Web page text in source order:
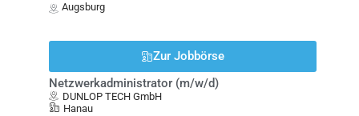
Augsburg
Zur Jobbörse
Netzwerkadministrator (m/w/d)
DUNLOP TECH GmbH
Hanau